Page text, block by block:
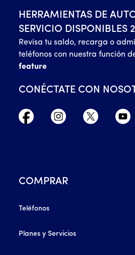
HERRAMIENTAS DE
SERVICIO DISPONIBLES
Revisa tu saldo, recarga o
teléfonos con nuestra función
feature
CONÉCTATE CON
COMPRAR
Teléfonos
Planes y Servicios